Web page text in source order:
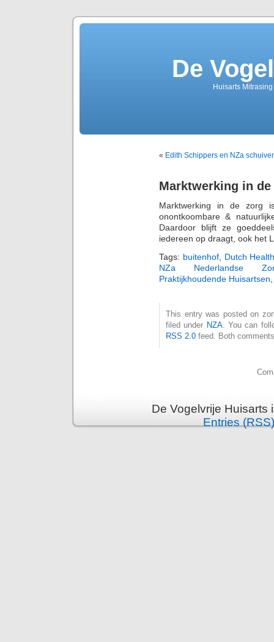
De
Huisarts
« Edith Schippers en NZa
Marktwerking in
Marktwerking in de zorg
onontkoombare &
Daardoor blijft ze
iedereen op draagt, ook het
Tags: buitenhof, Dutch
NZa Nederlandse
Praktijkhoudende Huisartsen
This entry was posted on
filed under NZA. You can
RSS 2.0 feed. Both
De Vogelvrije
Entries (RSS)